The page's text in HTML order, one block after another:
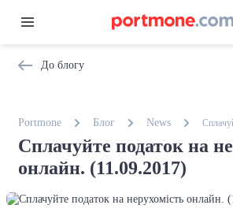
До блогу
Portmone Блог News
Сплачуйте податок на
онлайн. (11.09.2017)